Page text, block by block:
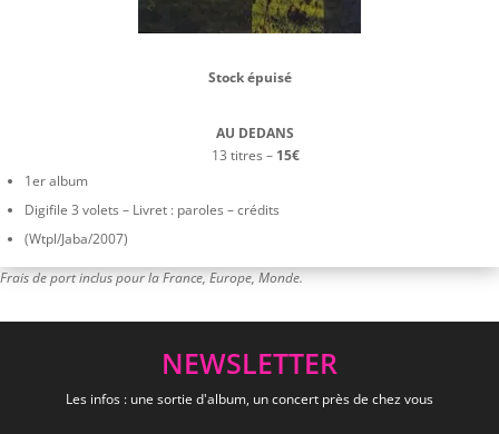
Stock épuisé
AU DEDANS
13 titres – 15€
1er album
Digifile 3 volets – Livret : paroles – crédits
(Wtpl/Jaba/2007)
Frais de port inclus pour la France, Europe, Monde.
NEWSLETTER
Les infos : une sortie d'album, un concert près de chez vous